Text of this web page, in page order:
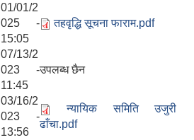
01/01/2
025 -
15:05
तहवृद्धि सूचना फाराम.pdf
07/13/2
023 -
11:45
उपलब्ध छैन
03/16/2
023 -
13:56
न्यायिक समिति उजुरी
ढाँचा.pdf